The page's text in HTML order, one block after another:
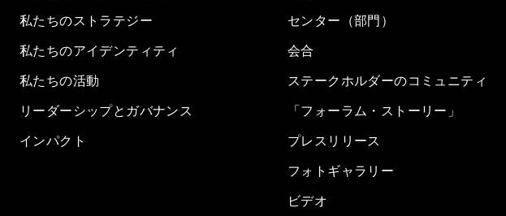
私たちのストラテジー
私たちのアイデンティティ
私たちの活動
リーダーシップとガバナンス
インパクト
センター（部門）
会合
ステークホルダーのコミュニティ
「フォーラム・ストーリー」
プレスリリース
フォトギャラリー
ビデオ